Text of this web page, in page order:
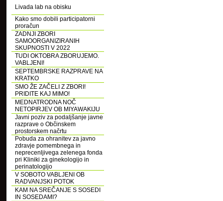
Livada lab na obisku
Kako smo dobili participatorni
proračun
ZADNJI ZBORI
SAMOORGANIZIRANIH
SKUPNOSTI V 2022
TUDI OKTOBRA ZBORUJEMO.
VABLJENI!
SEPTEMBRSKE RAZPRAVE NA
KRATKO
SMO ŽE ZAČELI Z ZBORI!
PRIDITE KAJ MIMO!
MEDNATRODNA NOČ
NETOPIRJEV OB MIYAWAKIJU
Javni poziv za podaljšanje javne
razprave o Občinskem
prostorskem načrtu
Pobuda za ohranitev za javno
zdravje pomembnega in
neprecenljivega zelenega fonda
pri Kliniki za ginekologijo in
perinatologijo
V SOBOTO VABLJENI OB
RADVANJSKI POTOK
KAM NA SREČANJE S SOSEDI
IN SOSEDAMI?